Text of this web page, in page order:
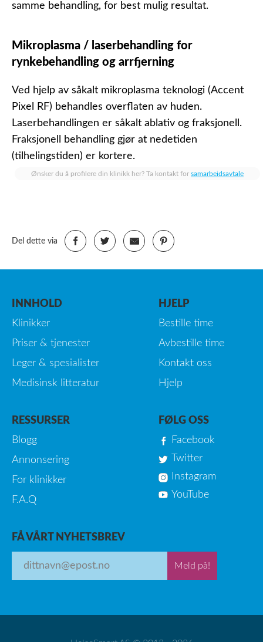
samme behandling, for best mulig resultat.
Mikroplasma / laserbehandling for
rynkebehandling og arrfjerning
Ved hjelp av såkalt mikroplasma teknologi (Accent
Pixel RF) behandles overflaten av huden.
Laserbehandlingen er såkalt ablativ og fraksjonell.
Fraksjonell behandling gjør at nedetiden
(tilhelingstiden) er kortere.
Ønsker du å profilere din klinikk her? Ta kontakt for samarbeidsavtale
Del dette via
INNHOLD
Klinikker
Priser & tjenester
Leger & spesialister
Medisinsk litteratur
HJELP
Bestille time
Avbestille time
Kontakt oss
Hjelp
RESSURSER
Blogg
Annonsering
For klinikker
F.A.Q
FØLG OSS
Facebook
Twitter
Instagram
YouTube
FÅ VÅRT NYHETSBREV
Meld på!